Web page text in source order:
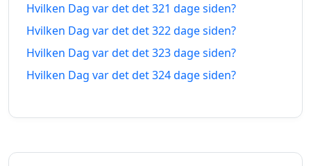
310 dage
siden
01.10.2025
310
dage
fra-
nu
13.06.2027
311 dage
dage
nu
Hvilken Dag var det det 321 dage siden?
Hvilken Dag var det det 322 dage siden?
Hvilken Dag var det det 323 dage siden?
Hvilken Dag var det det 324 dage siden?